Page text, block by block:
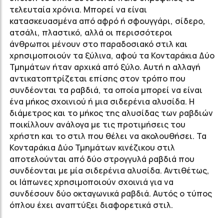
τελευταία χρόνια. Μπορεί να είναι
κατασκευασμένα από αφρό ή σφουγγάρι, σίδερο,
ατσάλι, πλαστικό, αλλά οι περισσότεροι
άνθρωποι μένουν στο παραδοσιακό στιλ και
χρησιμοποιούν τα ξύλινα, αφού τα Κονταράκια Δύο
Τμημάτων ήταν αρχικά από ξύλο. Αυτή η αλλαγή
αντικατοπτρίζεται επίσης στον τρόπο που
συνδέονται τα ραβδιά, τα οποία μπορεί να είναι
ένα μήκος σχοινιού ή μια σιδερένια αλυσίδα. Η
διάμετρος και το μήκος της αλυσίδας των ραβδιών
ποικίλλουν ανάλογα με τις προτιμήσεις του
χρήστη και το στιλ που θέλει να ακολουθήσει. Τα
Κονταράκια Δύο Τμημάτων κινέζικου στιλ
αποτελούνται από δύο στρογγυλά ραβδιά που
συνδέονται με μία σιδερένια αλυσίδα. Αντιθέτως,
οι Ιάπωνες χρησιμοποιούν σχοινιά για να
συνδέσουν δύο οκταγωνικά ραβδιά. Αυτός ο τύπος
όπλου έχει αναπτύξει διαφορετικά στιλ.